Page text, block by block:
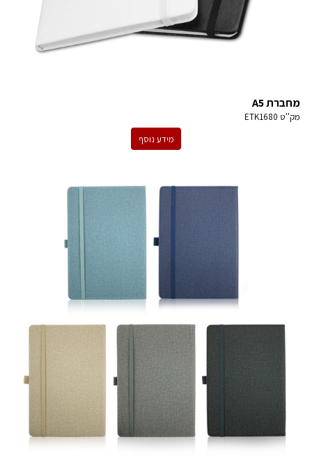
מחברת A5
מק''ט ETK1680
מידע נוסף